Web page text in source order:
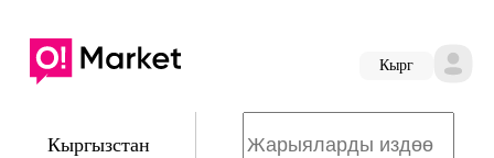
Кырг
Кыргызстан